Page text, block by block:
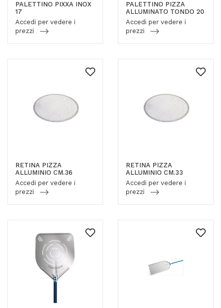
PALETTINO PIXXA INOX
17
Accedi per vedere i
prezzi
PALETTINO PIZZA
ALLUMINATO TONDO 20
Accedi per vedere i
prezzi
RETINA PIZZA
ALLUMINIO CM.36
Accedi per vedere i
prezzi
RETINA PIZZA
ALLUMINIO CM.33
Accedi per vedere i
prezzi